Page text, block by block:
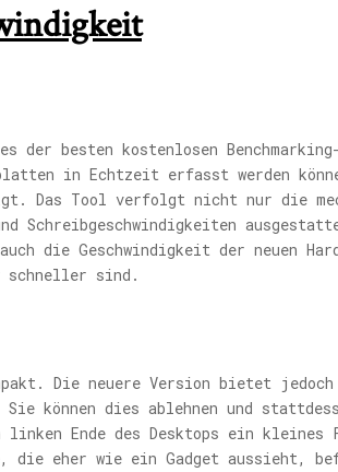
der besten kostenlosen
in Echtzeit erfasst werden
Das Tool verfolgt nicht nur die
Schreibgeschwindigkeiten
die Geschwindigkeit der neuen
schneller sind.
Die neuere Version bietet
können dies ablehnen und
linken Ende des Desktops ein
die eher wie ein Gadget aussieht,